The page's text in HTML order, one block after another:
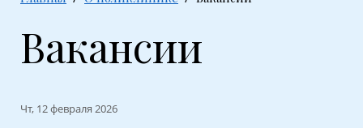
Вакансии
Чт, 12 февраля 2026